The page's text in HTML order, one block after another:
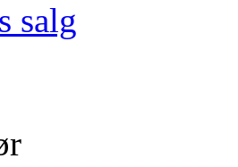
salg